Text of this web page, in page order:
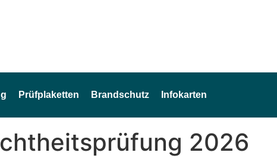
Prüfplaketten Brandschutz Infokarten
2026